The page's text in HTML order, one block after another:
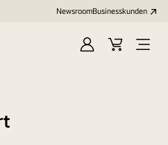
NewsroomBusinesskunden
AnmeldenWarenkorb
Menü